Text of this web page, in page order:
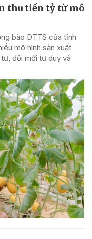
thu tiền tỷ từ mô
bào DTTS của tỉnh
mô hình sản xuất
đổi mới tư duy và